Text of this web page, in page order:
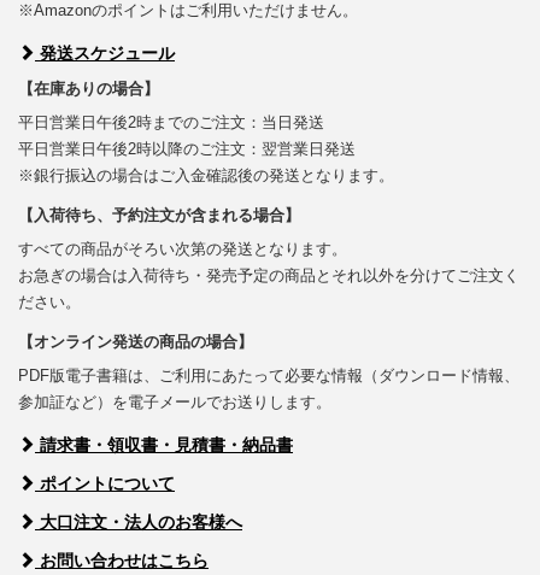
※Amazonのポイントはご利用いただけません。
発送スケジュール
【在庫ありの場合】
平日営業日午後2時までのご注文：当日発送
平日営業日午後2時以降のご注文：翌営業日発送
※銀行振込の場合はご入金確認後の発送となります。
【入荷待ち、予約注文が含まれる場合】
すべての商品がそろい次第の発送となります。
お急ぎの場合は入荷待ち・発売予定の商品とそれ以外を分けてご注文く
ださい。
【オンライン発送の商品の場合】
PDF版電子書籍は、ご利用にあたって必要な情報（ダウンロード情報、
参加証など）を電子メールでお送りします。
請求書・領収書・見積書・納品書
ポイントについて
大口注文・法人のお客様へ
お問い合わせはこちら